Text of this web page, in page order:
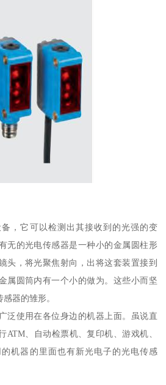
，它可以检测出其接收到的光强的变
无的光电传感器是一种小的金属圆柱形
头，将光聚焦射向，出将这套装置接到
属圆筒内有一个小的做为。这些小而坚
器的雏形。
泛使用在各位身边的机器上面。虽说直
ATM、自动检票机、复印机、游戏机、
机器的里面也有新光电子的光电传感